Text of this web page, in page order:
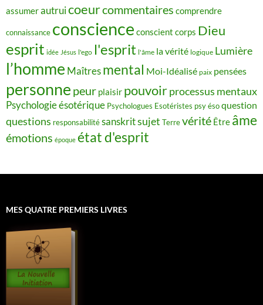
assumerautruicoeurcommentaires comprendre
connaissance conscience conscient corps Dieu
esprit idée Jésus l'ego l'esprit l'âme la vérité logique Lumière
l’homme Maîtres mental Moi-Idéalisé paix pensées
personne peur plaisir pouvoirprocessus mentaux
Psychologie ésotérique Psychologues Esotéristes psy ésoquestion
questions responsabilitésanskritsujet Terrevérité Être âme
émotions époque état d'esprit
MES QUATRE PREMIERS LIVRES